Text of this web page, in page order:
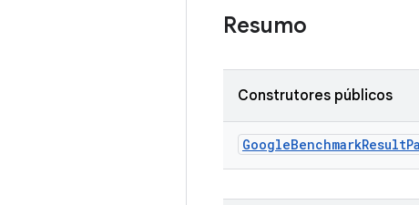
Resumo
Construtores públicos
GoogleBenchmarkResult